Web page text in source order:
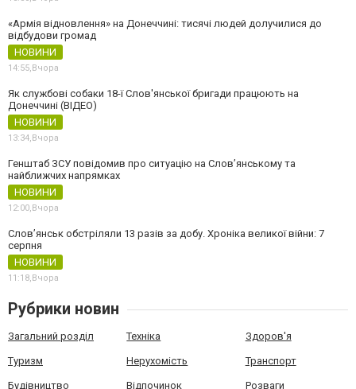
«Армія відновлення» на Донеччині: тисячі людей долучилися до
відбудови громад
НОВИНИ
14:55,Вчора
Як службові собаки 18-ї Слов'янської бригади працюють на
Донеччині (ВІДЕО)
НОВИНИ
13:34,Вчора
Генштаб ЗСУ повідомив про ситуацію на Слов’янському та
найближчих напрямках
НОВИНИ
12:00,Вчора
Слов’янськ обстріляли 13 разів за добу. Хроніка великої війни: 7
серпня
НОВИНИ
11:18,Вчора
Рубрики новин
Загальний розділ Техніка Здоров'я
Туризм Нерухомість Транспорт
Будівництво Відпочинок Розваги